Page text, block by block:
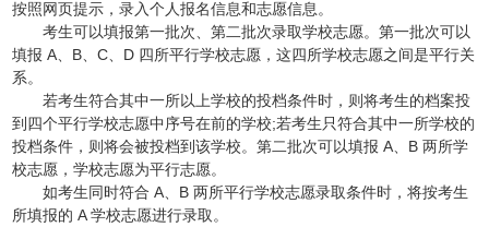
按照网页提示，录入个人报名信息和志愿信息。
考生可以填报第一批次、第二批次录取学校志愿。第一批次可以
填报 A、B、C、D 四所平行学校志愿，这四所学校志愿之间是平行关
系。
若考生符合其中一所以上学校的投档条件时，则将考生的档案投
到四个平行学校志愿中序号在前的学校;若考生只符合其中一所学校的
投档条件，则将会被投档到该学校。第二批次可以填报 A、B 两所学
校志愿，学校志愿为平行志愿。
如考生同时符合 A、B 两所平行学校志愿录取条件时，将按考生
所填报的 A 学校志愿进行录取。